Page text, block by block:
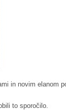
in novim elanom
to sporočilo.